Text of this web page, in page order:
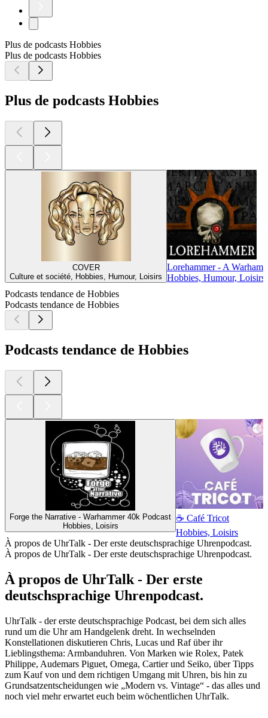
Plus de podcasts Hobbies
Plus de podcasts Hobbies
Plus de podcasts Hobbies
COVER
Culture et société, Hobbies, Humour, Loisirs
Lorehammer - A
Hobbies, Humour, Loisirs
Podcasts tendance de Hobbies
Podcasts tendance de Hobbies
Podcasts tendance de Hobbies
Forge the Narrative - Warhammer 40k Podcast
Hobbies, Loisirs
☕ Café Tricot
Hobbies, Loisirs
À propos de UhrTalk - Der erste deutschsprachige Uhrenpodcast.
À propos de UhrTalk - Der erste deutschsprachige Uhrenpodcast.
À propos de UhrTalk - Der erste
deutschsprachige Uhrenpodcast.
UhrTalk - der erste deutschsprachige Podcast, bei dem sich alles
rund um die Uhr am Handgelenk dreht. In wechselnden
Konstellationen diskutieren Chris, Lucas und Raf über ihr
Lieblingsthema: Armbanduhren. Von Marken wie Rolex, Patek
Philippe, Audemars Piguet, Omega, Cartier und Seiko, über Tipps
zum Kauf von und dem richtigen Umgang mit Uhren, bis hin zu
Grundsatzentscheidungen wie „Modern vs. Vintage“ - das alles und
noch viel mehr erwartet euch beim wöchentlichen UhrTalk.